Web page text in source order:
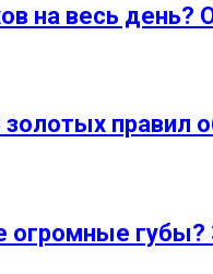
на весь день?
правил
губы?